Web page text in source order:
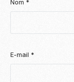
Nom *
E-mail *